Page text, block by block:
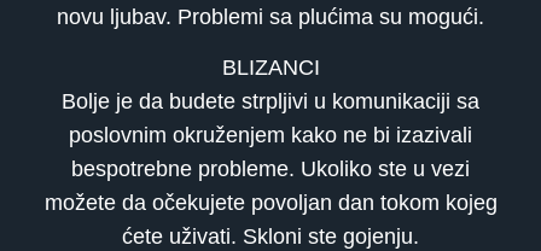
novu ljubav. Problemi sa plućima su mogući.
BLIZANCI
Bolje je da budete strpljivi u komunikaciji sa
poslovnim okruženjem kako ne bi izazivali
bespotrebne probleme. Ukoliko ste u vezi
možete da očekujete povoljan dan tokom kojeg
ćete uživati. Skloni ste gojenju.